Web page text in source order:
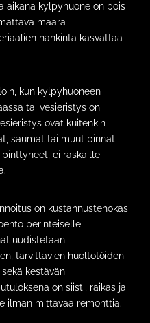
aikana kylpyhuone on pois
määrä
hankinta kasvattaa
kun kylpyhuoneen
tai vesieristys on
ovat kuitenkin
saumat tai muut pinnat
ei raskaille
on kustannustehokas
perinteiselle
uudistetaan
tarvittavien huoltotöiden
kestävän
on siisti, raikas ja
ilman mittavaa remonttia.